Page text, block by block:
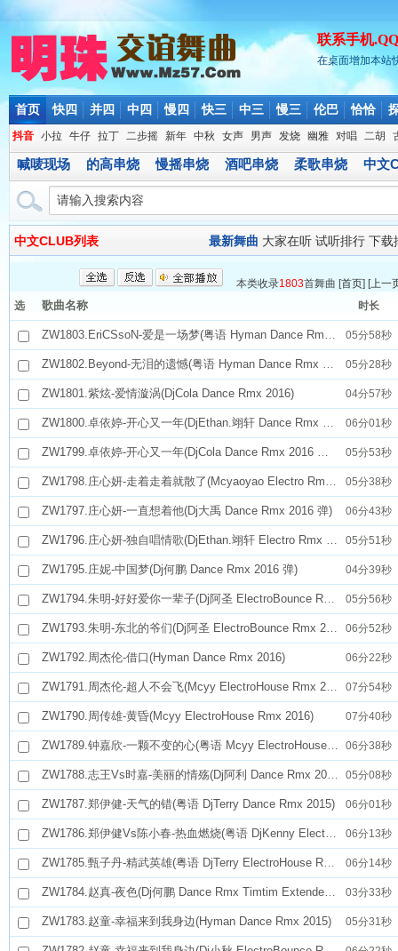
联系手机
在桌面增加本站
首页 快四 并四 中四 慢四 快三 中三 慢三 伦巴 恰恰
抖音 小拉 牛仔 拉丁 二步摇 新年 中秋 女声 男声 发烧 幽雅 对唱 二胡
喊唛现场 的高串烧 慢摇串烧 酒吧串烧 柔歌串烧 中文
中文CLUB列表 最新舞曲 大家在听 试听排行 下载
本类收录1803首舞曲 [首页] [上一
选
歌曲名称 时长
ZW1803.EriCSsoN-爱是一场梦(粤语 Hyman Dance Rmx 2016) 05分58秒
ZW1802.Beyond-无泪的遗憾(粤语 Hyman Dance Rmx 2016) 05分28秒
ZW1801.紫炫-爱情漩涡(DjCola Dance Rmx 2016) 04分57秒
ZW1800.卓依婷-开心又一年(DjEthan.翊轩 Dance Rmx 2016 弹 新年歌) 06分01秒
ZW1799.卓依婷-开心又一年(DjCola Dance Rmx 2016 弹 新年歌) 05分53秒
ZW1798.庄心妍-走着走着就散了(Mcyaoyao Electro Rmx 2016) 05分38秒
ZW1797.庄心妍-一直想着他(Dj大禹 Dance Rmx 2016 弹) 06分43秒
ZW1796.庄心妍-独自唱情歌(DjEthan.翊轩 Electro Rmx 2016 弹) 05分51秒
ZW1795.庄妮-中国梦(Dj何鹏 Dance Rmx 2016 弹) 04分39秒
ZW1794.朱明-好好爱你一辈子(Dj阿圣 ElectroBounce Rmx 2016) 05分56秒
ZW1793.朱明-东北的爷们(Dj阿圣 ElectroBounce Rmx 2016) 06分52秒
ZW1792.周杰伦-借口(Hyman Dance Rmx 2016) 06分22秒
ZW1791.周杰伦-超人不会飞(Mcyy ElectroHouse Rmx 2016) 07分54秒
ZW1790.周传雄-黄昏(Mcyy ElectroHouse Rmx 2016) 07分40秒
ZW1789.钟嘉欣-一颗不变的心(粤语 Mcyy ElectroHouse Rmx 2015) 06分38秒
ZW1788.志王Vs时嘉-美丽的情殇(Dj阿利 Dance Rmx 2016 弹) 05分08秒
ZW1787.郑伊健-天气的错(粤语 DjTerry Dance Rmx 2015) 06分01秒
ZW1786.郑伊健Vs陈小春-热血燃烧(粤语 DjKenny ElectroHouse Rmx) 06分13秒
ZW1785.甄子丹-精武英雄(粤语 DjTerry ElectroHouse Rmx 2015) 06分14秒
ZW1784.赵真-夜色(Dj何鹏 Dance Rmx Timtim Extended Edit 2016 弹) 03分33秒
ZW1783.赵童-幸福来到我身边(Hyman Dance Rmx 2015) 05分31秒